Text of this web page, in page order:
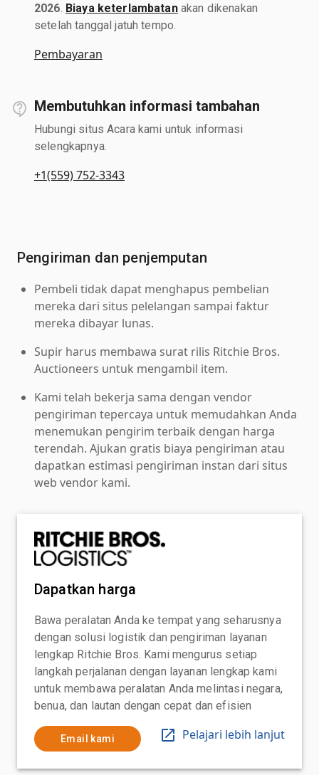
2026 Biaya keterlambatanakan dikenakan
setelah tanggal jatuh tempo.
Pembayaran
Membutuhkan informasi tambahan
Hubungi situs Acara kami untuk informasi
selengkapnya.
+1(559) 752-3343
Pengiriman dan penjemputan
Pembeli tidak dapat menghapus pembelian
mereka dari situs pelelangan sampai faktur
mereka dibayar lunas.
Supir harus membawa surat rilis Ritchie Bros.
Auctioneers untuk mengambil item.
Kami telah bekerja sama dengan vendor
pengiriman tepercaya untuk memudahkan Anda
menemukan pengirim terbaik dengan harga
terendah. Ajukan gratis biaya pengiriman atau
dapatkan estimasi pengiriman instan dari situs
web vendor kami.
Dapatkan harga
Bawa peralatan Anda ke tempat yang seharusnya
dengan solusi logistik dan pengiriman layanan
lengkap Ritchie Bros. Kami mengurus setiap
langkah perjalanan dengan layanan lengkap kami
untuk membawa peralatan Anda melintasi negara,
benua, dan lautan dengan cepat dan efisien
Email kami Pelajari lebih lanjut